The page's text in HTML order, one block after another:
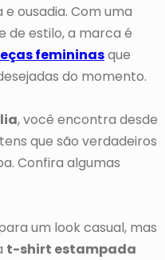
ousadia. Com uma
de estilo, a marca é
femininasque
do momento.
, você encontra desde
que são verdadeiros
Confira algumas
um look casual, mas
t-shirt estampada